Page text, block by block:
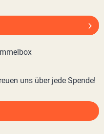
uns über jede Spende!